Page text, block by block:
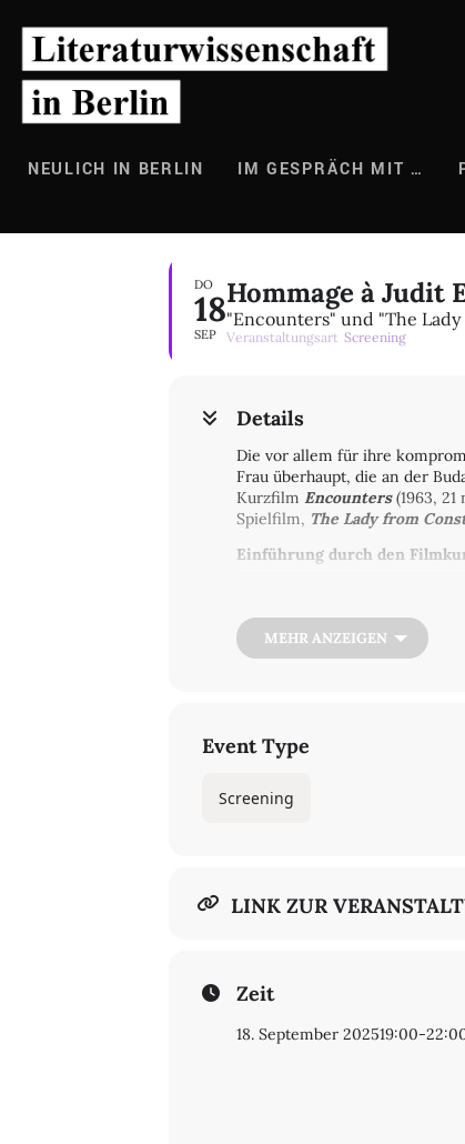
Inhalt
springen
NEULICH IN BERLIN IM GESPRÄCH MIT …
DO
18
SEP
Hommage à Judit
"Encounters" und "The
Veranstaltungsart Screening
Details
Die vor allem für ihre
Frau überhaupt, die an der
Kurzfilm Encounters(1963,
Spielfilm, The Lady from
Einführung durch den
Der Eintritt ist frei.
Die Vorführung ist Teil des
Frankfurt am Main und im
MEHR ANZEIGEN
Event Type
Screening
LINK ZUR
Zeit
18. September 202519:00-